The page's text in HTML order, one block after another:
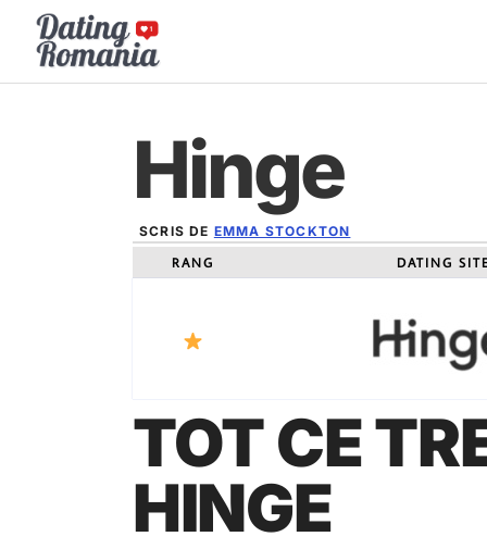
conținut
Hinge
SCRIS DE EMMA STOCKTON
DECEMBRIE 12, 2024
RANG DATING
TOT CE
HINGE